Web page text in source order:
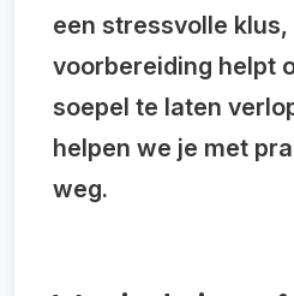
een stressvolle
voorbereiding helpt
soepel te laten
helpen we je met
weg.